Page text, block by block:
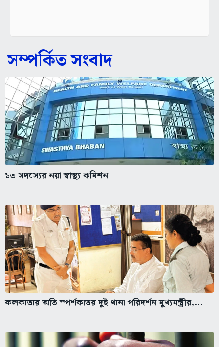
সম্পর্কিত সংবাদ
১৩ সদস্যের নয়া স্বাস্থ্য কমিশন
কলকাতার অতি স্পর্শকাতর দুই থানা পরিদর্শন মুখ্যমন্ত্রীর,...